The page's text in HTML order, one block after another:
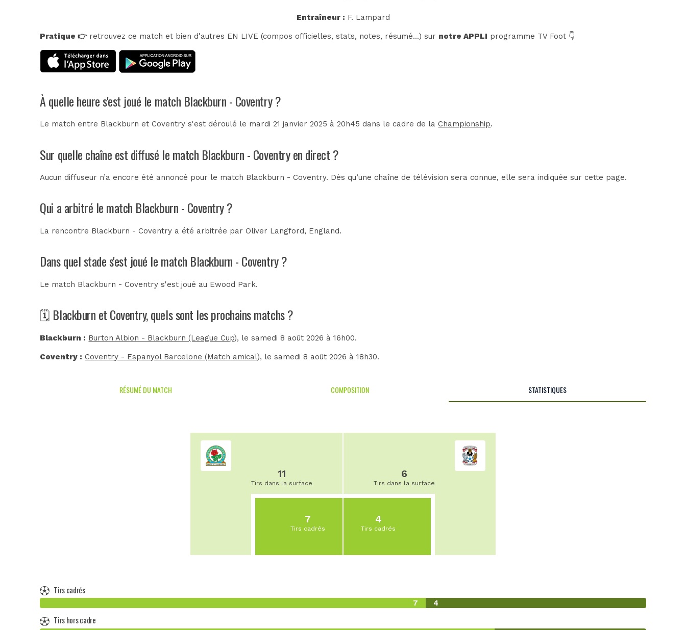
Entraîneur : F. Lampard
Pratique 👉retrouvez ce match et bien d'autres EN LIVE (compos officielles, stats, notes, résumé...) sur notre APPLI programme TV Foot 👇
À quelle heure s'est joué le match Blackburn - Coventry ?
Le match entre Blackburn et Coventry s'est déroulé le mardi 21 janvier 2025 à 20h45 dans le cadre de laChampionship.
Sur quelle chaîne est diffusé le match Blackburn - Coventry en direct ?
Aucun diffuseur n’a encore été annoncé pour le match Blackburn - Coventry. Dès qu’une chaîne de télévision sera connue, elle sera indiquée sur cette page.
Qui a arbitré le match Blackburn - Coventry ?
La rencontre Blackburn - Coventry a été arbitrée parOliver Langford, England.
Dans quel stade s'est joué le match Blackburn - Coventry ?
Le match Blackburn - Coventry s'est joué au Ewood Park.
🗓️ Blackburn et Coventry, quels sont les prochains matchs ?
Blackburn : Burton Albion - Blackburn (League Cup), le samedi 8 août 2026 à 16h00.
Coventry : Coventry - Espanyol Barcelone (Match amical), le samedi 8 août 2026 à 18h30.
RÉSUMÉ DU MATCH COMPOSITION STATISTIQUES
11
Tirs dans la surface
7
Tirs cadrés
6
Tirs dans la surface
4
Tirs cadrés
Tirs cadrés
7 4
Tirs hors cadre